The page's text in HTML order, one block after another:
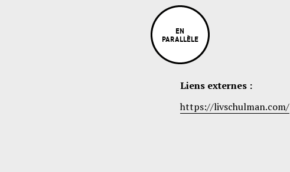
EN
PARALLÈLE
Liens externes :
https://livschulman.com/